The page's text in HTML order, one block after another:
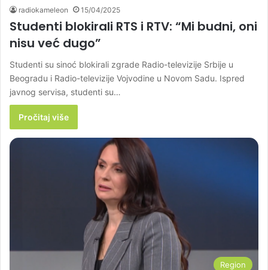
radiokameleon 15/04/2025
Studenti blokirali RTS i RTV: “Mi budni, oni
nisu već dugo”
Studenti su sinoć blokirali zgrade Radio-televizije Srbije u
Beogradu i Radio-televizije Vojvodine u Novom Sadu. Ispred
javnog servisa, studenti su…
Pročitaj više
Region